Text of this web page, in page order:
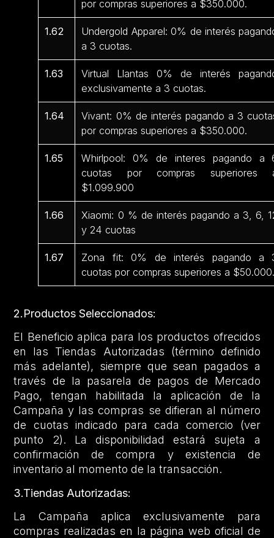
por compras superiores a $350.000.
1.62
Undergold Apparel: 0% de interés
a 3 cuotas.
1.63
Virtual Llantas 0% de interés
exclusivamente a 3 cuotas.
1.64
Vivant: 0% de interés pagando a 3
por compras superiores a $350.000.
1.65
Whirlpool: 0% de interes pagando a
cuotas por compras superiores
$1.099.900
1.66
Xiaomi: 0 % de interés pagando a 3, 6,
y 24 cuotas
1.67
Zona fit: 0% de interés pagando a
cuotas por compras superiores a
2.Productos Seleccionados:
El Beneficio aplica para los productos ofrecidos
en las Tiendas Autorizadas (término definido
más adelante), siempre que sean pagados a
través de la pasarela de pagos de Mercado
Pago, tengan habilitada la aplicación de la
Campaña y las compras se difieran al número
de cuotas indicado para cada comercio (ver
punto 2). La disponibilidad estará sujeta a
confirmación de compra y existencia de
inventario al momento de la transacción.
3.Tiendas Autorizadas:
La Campaña aplica exclusivamente para
compras realizadas en la página web oficial de